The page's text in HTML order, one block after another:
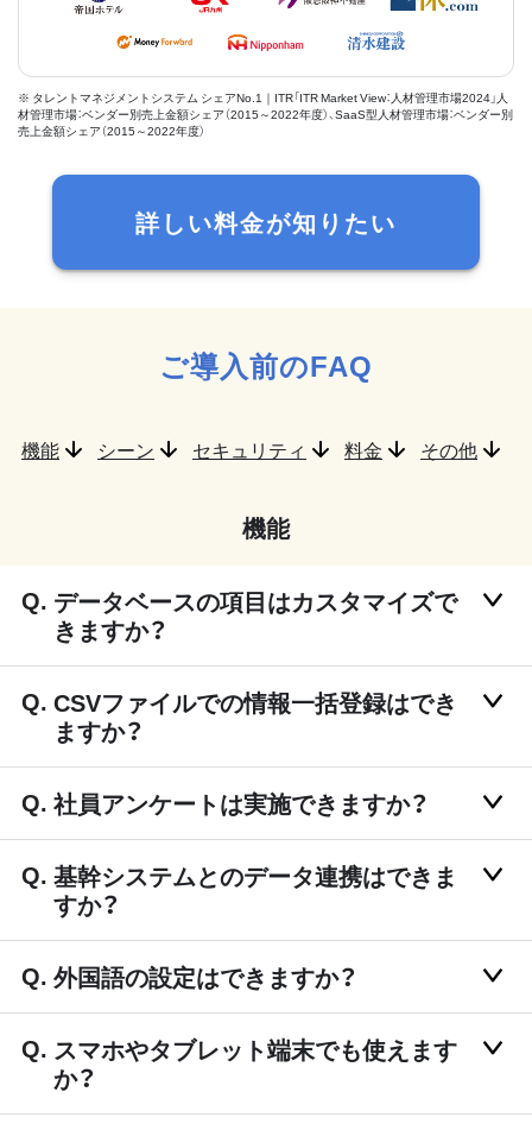
※ タレントマネジメントシステム シェアNo.1｜ITR「ITR Market View：人材管理市場2024」人
材管理市場：ベンダー別売上金額シェア（2015～2022年度）、SaaS型人材管理市場：ベンダー別
売上金額シェア（2015～2022年度）
詳しい料金が知りたい
ご導入前のFAQ
機能 シーン セキュリティ 料金 その他
機能
データベースの項目はカスタマイズで
きますか？
CSVファイルでの情報一括登録はでき
ますか？
社員アンケートは実施できますか？
基幹システムとのデータ連携はできま
すか？
外国語の設定はできますか？
スマホやタブレット端末でも使えます
か？